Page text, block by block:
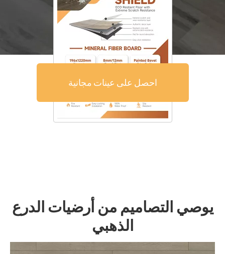
احصل على عينات مجانية
يوصي التصاميم من أرضيات الدرع
الذهبي